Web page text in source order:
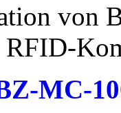
von
MC-